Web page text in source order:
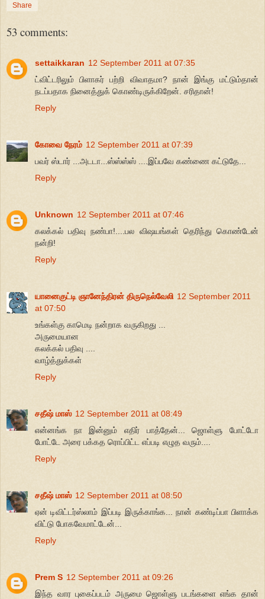
Share
53 comments:
settaikkaran 12 September 2011 at 07:35
ட்விட்டரிலும் பிளாகர் பற்றி விவாதமா? நான் இங்கு மட்டும்தான்
நடப்பதாக நினைத்துக் கொண்டிருக்கிறேன். சரிதான்!
Reply
கோவை நேரம் 12 September 2011 at 07:39
பவர் ஸ்டார் ...அடடா...ஸ்ஸ்ஸ்ஸ் ....இப்பவே கண்ணை கட்டுதே...
Reply
Unknown 12 September 2011 at 07:46
கலக்கல் பதிவு நண்பா!....பல விஷயங்கள் தெரிந்து கொண்டேன்
நன்றி!
Reply
யானைகுட்டி ஞானேந்திரன் திருநெல்வேலி 12 September 2011
at 07:50
உங்கள்கு காமெடி நன்றாக வருகிறது ...
அருமையான
கலக்கல் பதிவு ....
வாழ்த்துக்கள்
Reply
சதீஷ் மாஸ் 12 September 2011 at 08:49
என்னங்க நா இன்னும் எதிர் பாத்தேன்... ஜொள்ளு போட்டோ
போட்டே அரை பக்கத ரொப்பிட்ட எப்படி எழுத வரும்....
Reply
சதீஷ் மாஸ் 12 September 2011 at 08:50
ஏன் டிவிட்டர்ஸ்லாம் இப்படி இருக்காங்க... நான் கண்டிப்பா பிளாக்க
விட்டு போகவேமாட்டேன்...
Reply
Prem S 12 September 2011 at 09:26
இந்த வார புகைப்படம் அருமை ஜொள்ளு படங்களை எங்க தான்